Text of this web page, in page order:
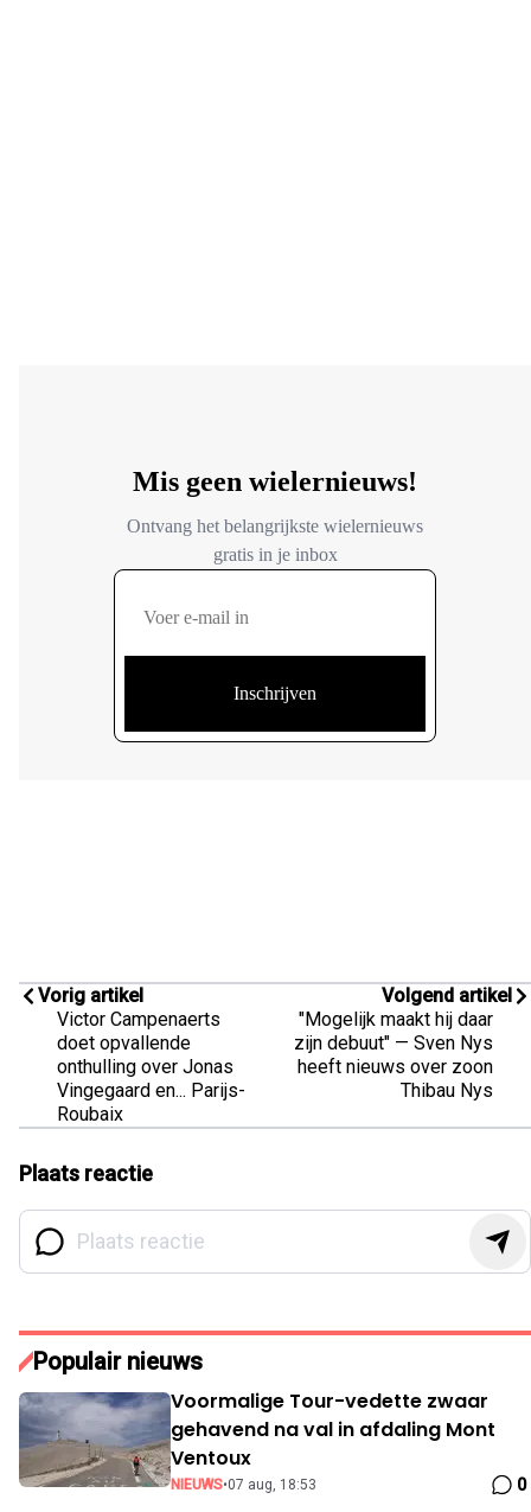
Vorig artikel
Victor Campenaerts
doet opvallende
onthulling over Jonas
Vingegaard en... Parijs-
Roubaix
Volgend artikel
"Mogelijk maakt hij daar
zijn debuut" — Sven Nys
heeft nieuws over zoon
Thibau Nys
Plaats reactie
Populair nieuws
Voormalige Tour-vedette zwaar
gehavend na val in afdaling Mont
Ventoux
NIEUWS•07 aug, 18:53 0